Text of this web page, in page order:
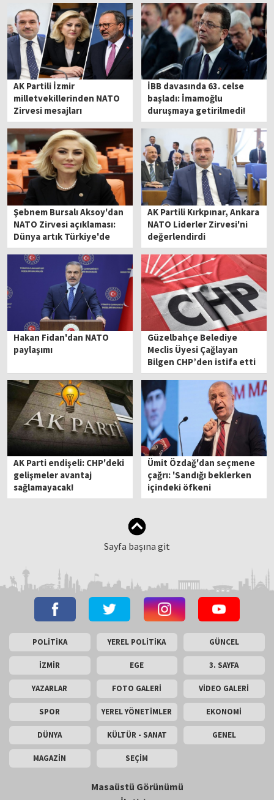
AK Partili İzmir
milletvekillerinden NATO
Zirvesi mesajları
İBB davasında 63. celse
başladı: İmamoğlu
duruşmaya getirilmedi!
Şebnem Bursalı Aksoy'dan
NATO Zirvesi açıklaması:
Dünya artık Türkiye'de
buluşuyor
AK Partili Kırkpınar, Ankara
NATO Liderler Zirvesi'ni
değerlendirdi
Hakan Fidan'dan NATO
paylaşımı
Güzelbahçe Belediye
Meclis Üyesi Çağlayan
Bilgen CHP’den istifa etti
AK Parti endişeli: CHP'deki
gelişmeler avantaj
sağlamayacak!
Ümit Özdağ'dan seçmene
çağrı: 'Sandığı beklerken
içindeki öfkeni
büyütmeye...'
Sayfa başına git
POLİTİKA YEREL POLİTİKA GÜNCEL
İZMİR EGE 3. SAYFA
YAZARLAR FOTO GALERİ VİDEO GALERİ
SPOR YEREL YÖNETİMLER EKONOMİ
DÜNYA KÜLTÜR - SANAT GENEL
MAGAZİN SEÇİM
Masaüstü Görünümü